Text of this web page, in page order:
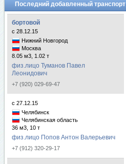
Последний добавленный транспорт
бортовой
с 28.12.15
Нижний Новгород
Москва
8.05 м3, 1.02 т
физ.лицо Туманов Павел
Леонидович
+7 (920) 029-69-47
с 27.12.15
Челябинск
Челябинская область
36 м3, 10 т
физ.лицо Попов Антон Валерьевич
+7 (912) 320-29-17